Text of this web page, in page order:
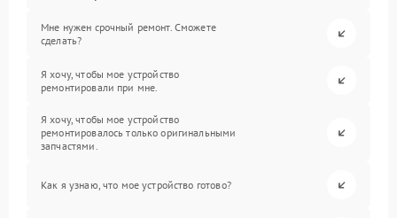
Мне нужен срочный ремонт. Сможете
сделать?
Я хочу, чтобы мое устройство
ремонтировали при мне.
Я хочу, чтобы мое устройство
ремонтировалось только оригинальными
запчастями.
Как я узнаю, что мое устройство готово?